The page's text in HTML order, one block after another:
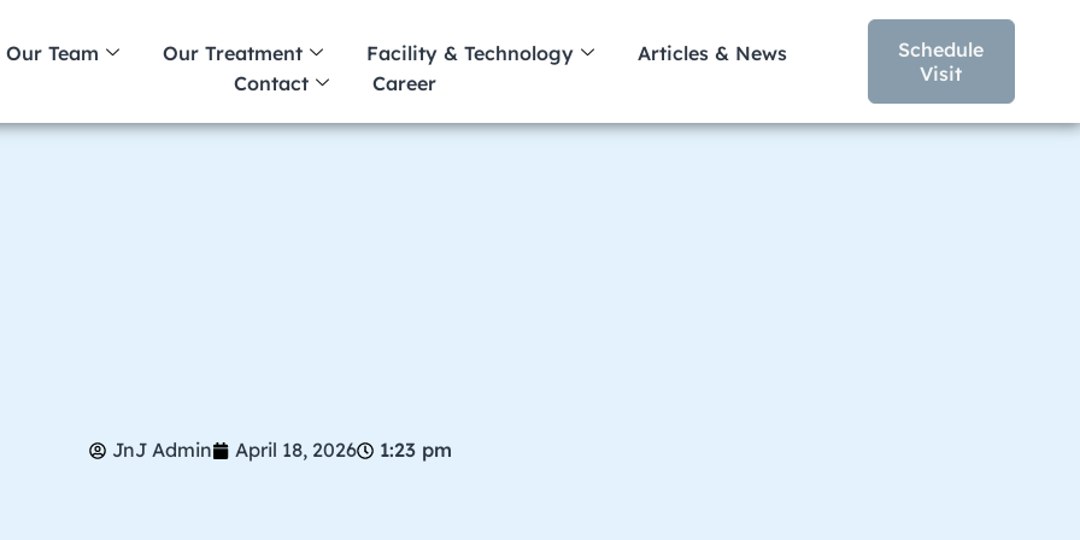
Our Team Our Treatment Facility & Technology
Articles & News
Contact
Career
Schedule
Visit
JnJ Admin April 18, 2026 1:23 pm